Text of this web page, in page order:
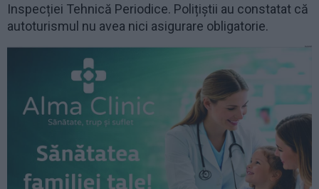
Inspecției Tehnică Periodice. Polițiștii au constatat că
autoturismul nu avea nici asigurare obligatorie.